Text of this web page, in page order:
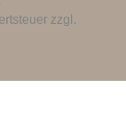
zzgl.